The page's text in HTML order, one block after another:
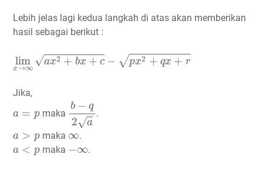
Lebih jelas lagi kedua langkah di atas akan memberikan
hasil sebagai berikut :
lim
x→∞
√ax2 + bx + c − √px2 + qx + r
lim →∞ax2+bx+c− +qx+r
Jika,
a = p
a =p maka
b − q
2√a
b− 2a
.
a > p
a >p maka ∞
∞ .
a < p
a <p maka −∞
∞ .